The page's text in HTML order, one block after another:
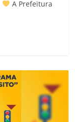
A Prefeitura